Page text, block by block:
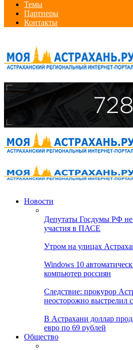
Темы
Партнеры
Контакты
Новости
Депутаты Госдумы РФ
участия в ПАСЕ
Утром на улицах
Windows 10
компьютер россиян
Следствие: прокурор
неосторожно выстрелил
В Астрахани доллар
евро по 69 рублей
Общество